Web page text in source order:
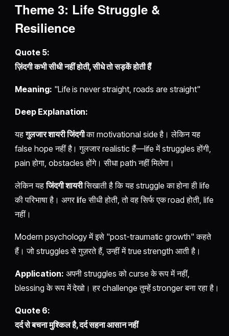
Theme 3: Life Struggle &
Resilience
Quote 5:
ज़िंदगी कभी सीधी नहीं होती, सीधे तो सड़कें होती हैं
Meaning: "Life is never straight, roads are straight"
Deep Explanation:
यहगुलजार शायरी जिंदगीका motivational side है। लेकिन यह
false hope नहीं है। गुलजार realistic हैं—life में struggles होंगी,
pain होगा, obstacles होंगे। सीधा path नहीं मिलेगा।
लेकिन यहजिंदगी शायरीसिखाती है कि यह struggle का होना ही life
की परिभाषा है। अगर life सीधी होती, तो वह सिर्फ एक road होती, life
नहीं।
Modern psychology में इसे "post-traumatic growth" कहते
हैं। जो struggles से गुज़रते हैं, उन्हीं में true strength आती है।
Application: अपनी struggles को curse के रूप में नहीं,
blessing के रूप में देखो। हर challenge तुम्हें stronger बना रहा है।
Quote 6:
दर्द से बचना मुश्किल है, दर्द सहना आसान नहीं